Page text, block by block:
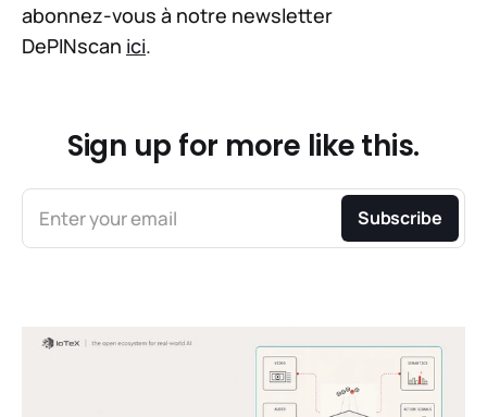
abonnez-vous à notre newsletter
DePINscan ici.
Sign up for more like this.
Enter your email Subscribe